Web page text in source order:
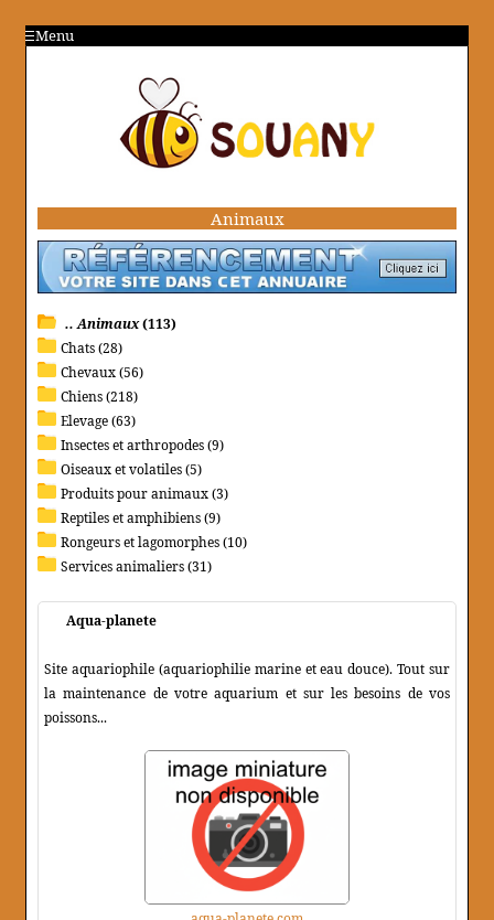
Menu
Animaux
.. Animaux(113)
Chats (28)
Chevaux (56)
Chiens (218)
Elevage (63)
Insectes et arthropodes (9)
Oiseaux et volatiles (5)
Produits pour animaux (3)
Reptiles et amphibiens (9)
Rongeurs et lagomorphes (10)
Services animaliers (31)
Aqua-planete
Site aquariophile (aquariophilie marine et eau douce). Tout sur
la maintenance de votre aquarium et sur les besoins de vos
poissons...